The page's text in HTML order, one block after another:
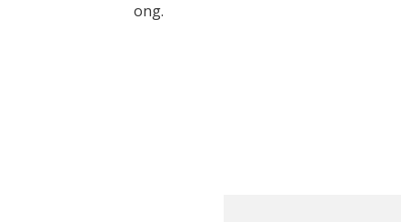
ong.